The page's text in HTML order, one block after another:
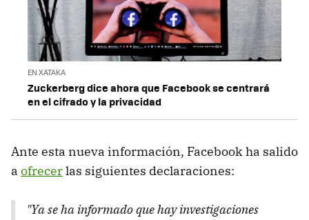
EN XATAKA
Zuckerberg dice ahora que Facebook se centrará
en el cifrado y la privacidad
Ante esta nueva información, Facebook ha salido
a ofrecerlas siguientes declaraciones:
"Ya se ha informado que hay investigaciones